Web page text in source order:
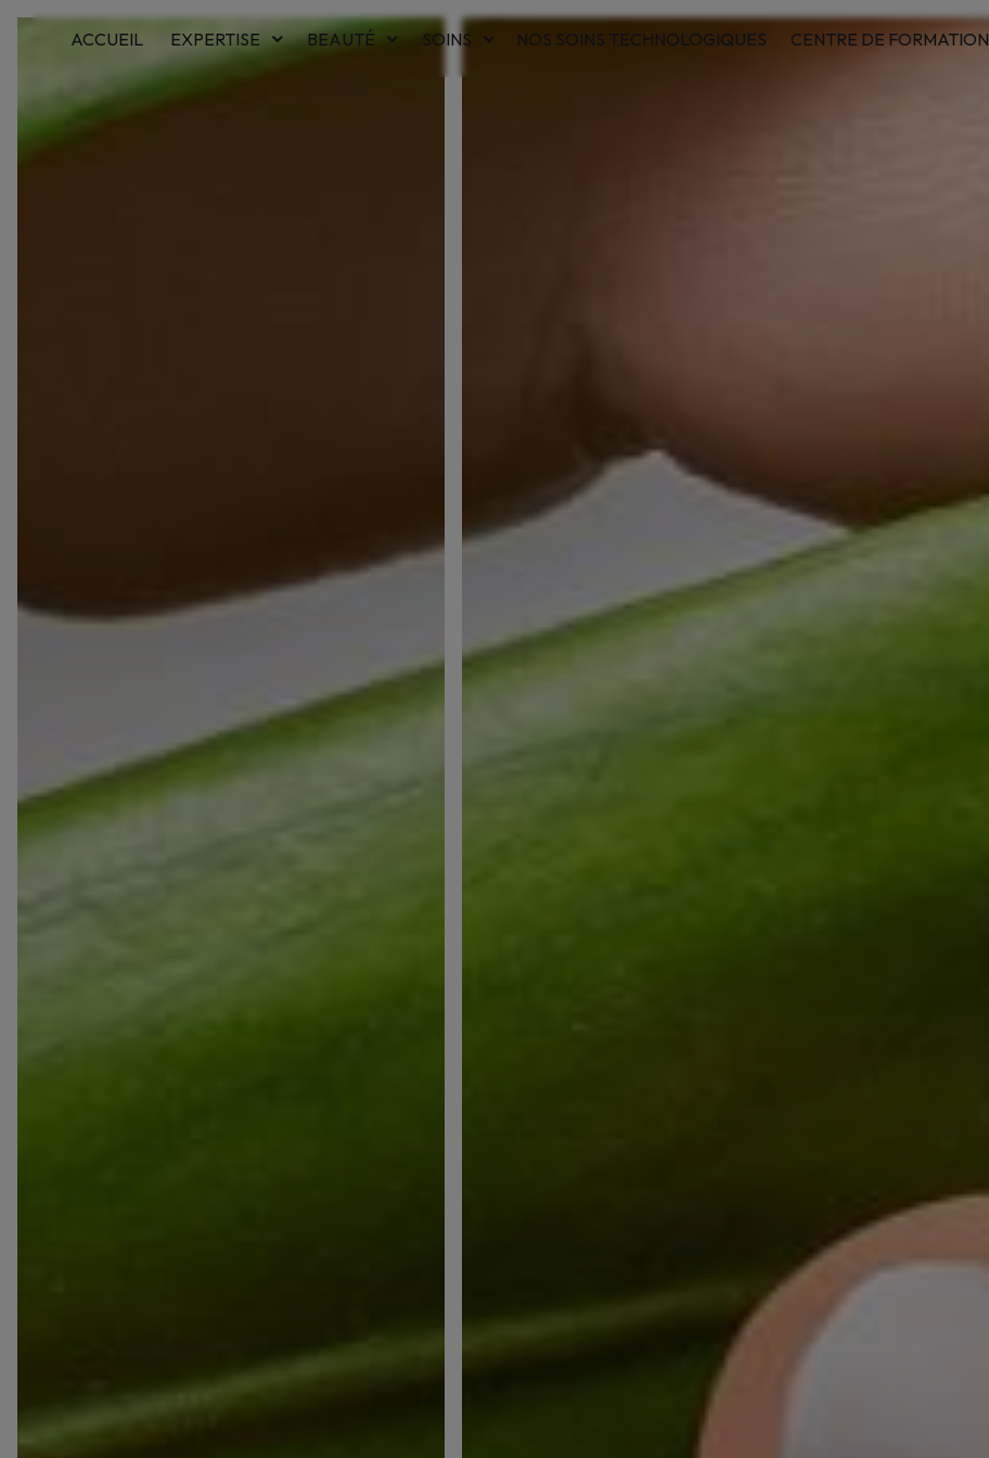
ACCUEIL EXPERTISE BEAUTÉ SOINS NOS SOINS TECHNOLOGIQUES CENTRE DE FORMATION
Panneau de gestion des cookies